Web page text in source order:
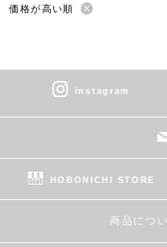
価格が高い順
instagram
HOBONICHI STORE
商品につ